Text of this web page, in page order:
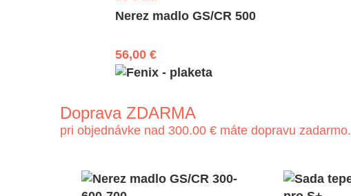
Nerez madlo GS/CR 500
56,00 €
Doprava ZDARMA
pri objednávke nad 300.00 € máte dopravu zadarmo.